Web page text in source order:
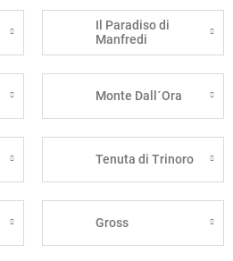
Il Paradiso di
Manfredi
Monte Dall´Ora
Tenuta di Trinoro
Gross